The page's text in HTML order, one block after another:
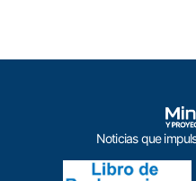
Noticias que